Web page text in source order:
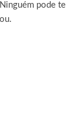
pode